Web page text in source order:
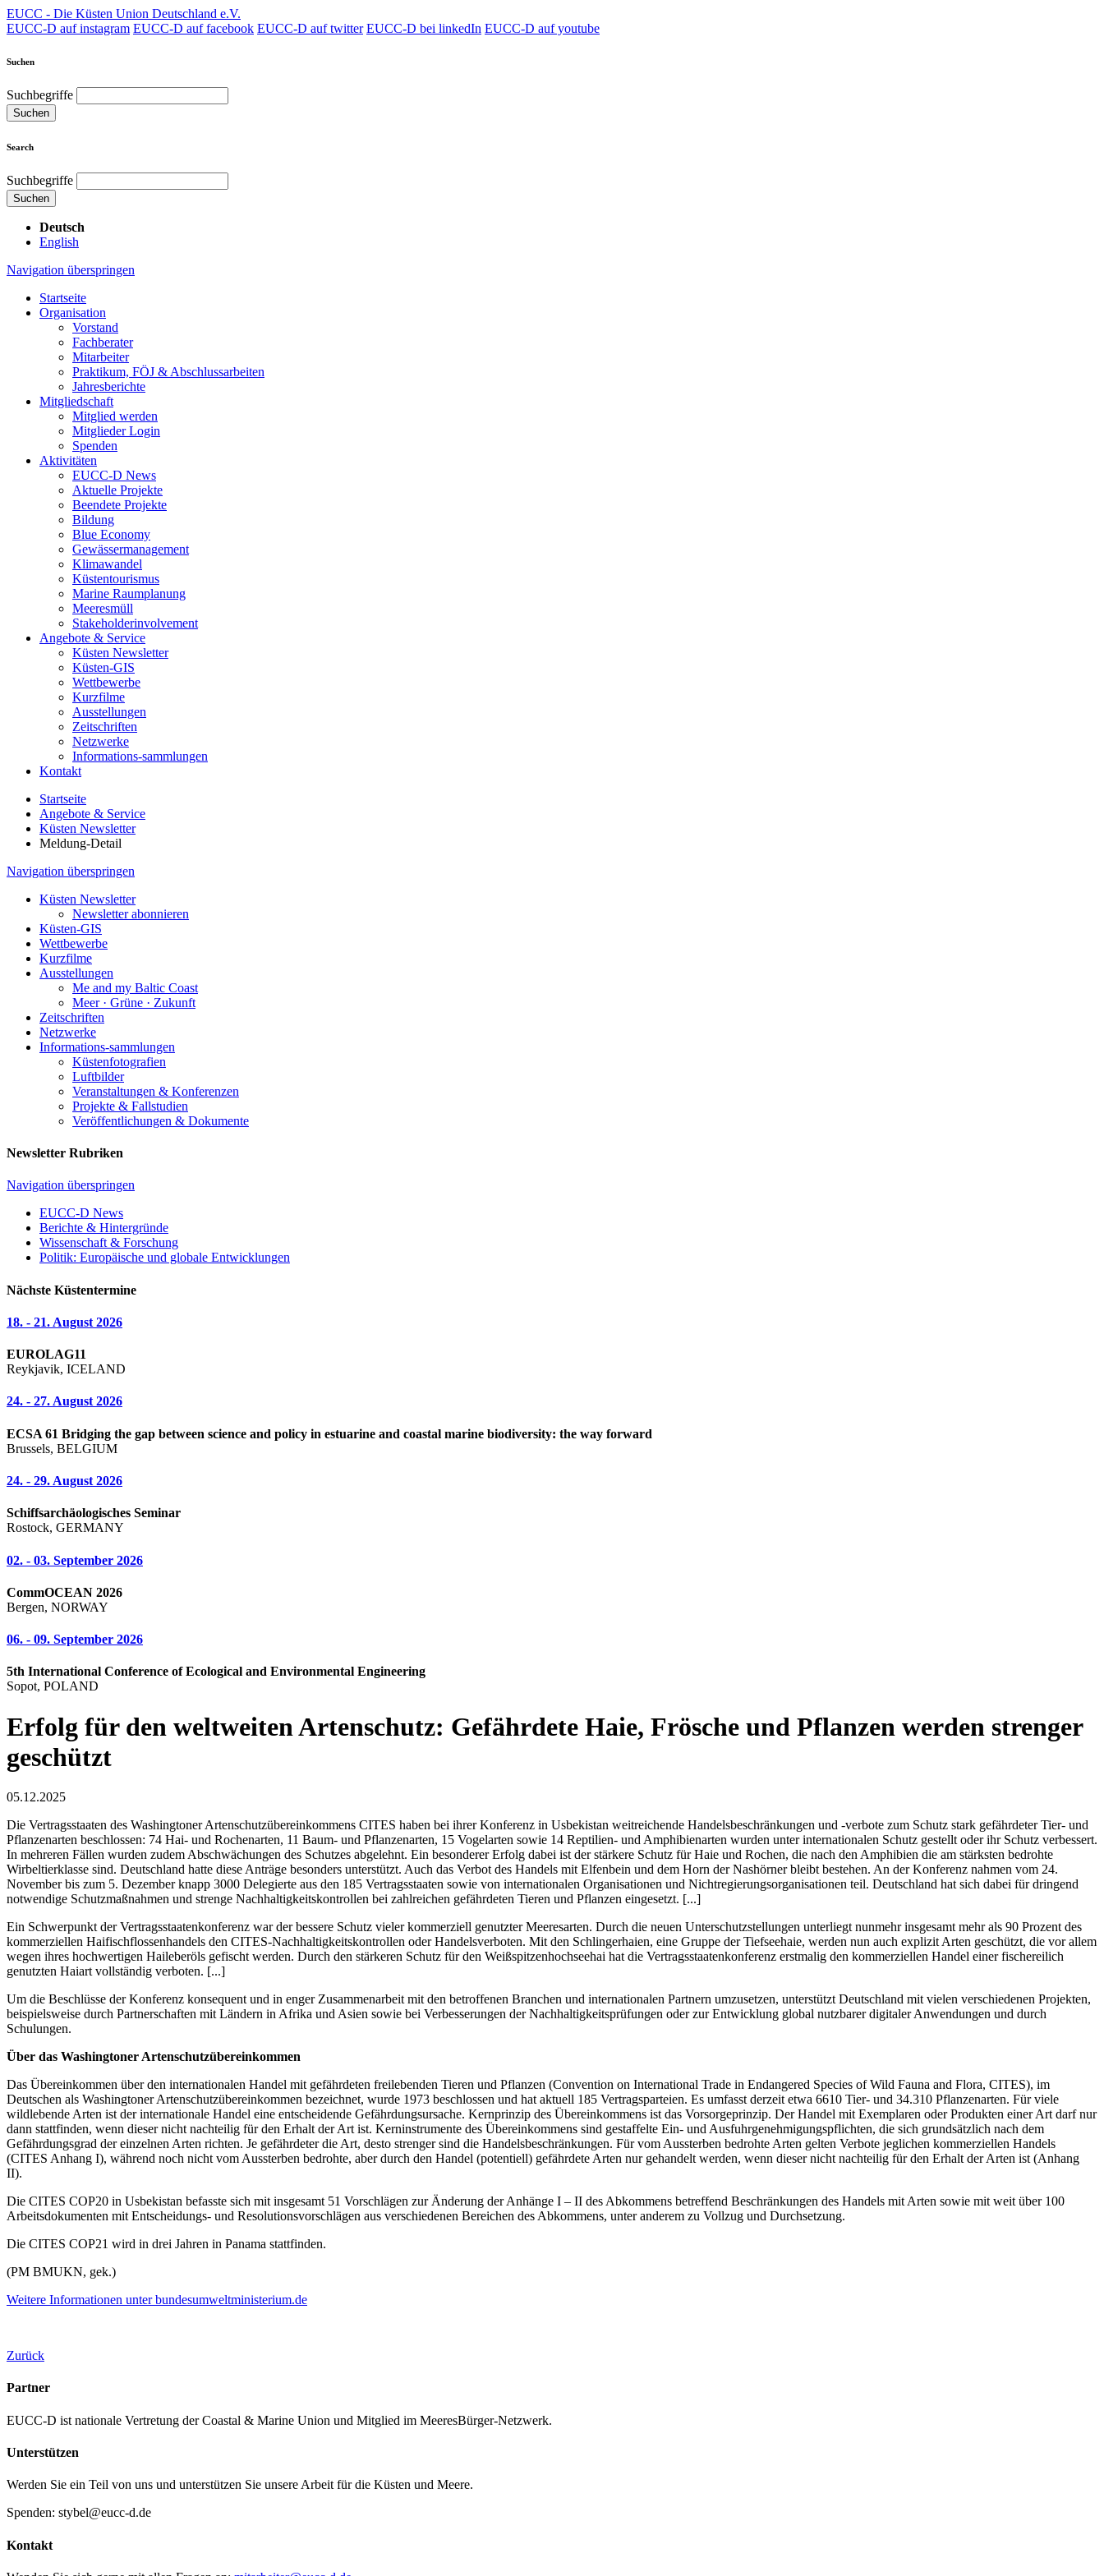
EUCC - Die Küsten Union Deutschland e.V.
EUCC-D auf instagram EUCC-D auf facebook EUCC-D auf twitter EUCC-D bei linkedIn EUCC-D auf youtube
Suchen
Suchbegriffe
Suchen
Search
Suchbegriffe
Suchen
Deutsch
English
Navigation überspringen
Startseite
Organisation
Vorstand
Fachberater
Mitarbeiter
Praktikum, FÖJ & Abschlussarbeiten
Jahresberichte
Mitgliedschaft
Mitglied werden
Mitglieder Login
Spenden
Aktivitäten
EUCC-D News
Aktuelle Projekte
Beendete Projekte
Bildung
Blue Economy
Gewässermanagement
Klimawandel
Küstentourismus
Marine Raumplanung
Meeresmüll
Stakeholderinvolvement
Angebote & Service
Küsten Newsletter
Küsten-GIS
Wettbewerbe
Kurzfilme
Ausstellungen
Zeitschriften
Netzwerke
Informations-sammlungen
Kontakt
Startseite
Angebote & Service
Küsten Newsletter
Meldung-Detail
Navigation überspringen
Küsten Newsletter
Newsletter abonnieren
Küsten-GIS
Wettbewerbe
Kurzfilme
Ausstellungen
Me and my Baltic Coast
Meer · Grüne · Zukunft
Zeitschriften
Netzwerke
Informations-sammlungen
Küstenfotografien
Luftbilder
Veranstaltungen & Konferenzen
Projekte & Fallstudien
Veröffentlichungen & Dokumente
Newsletter Rubriken
Navigation überspringen
EUCC-D News
Berichte & Hintergründe
Wissenschaft & Forschung
Politik: Europäische und globale Entwicklungen
Nächste Küstentermine
18. - 21. August 2026
EUROLAG11
Reykjavik, ICELAND
24. - 27. August 2026
ECSA 61 Bridging the gap between science and policy in estuarine and coastal marine biodiversity: the way forward
Brussels, BELGIUM
24. - 29. August 2026
Schiffsarchäologisches Seminar
Rostock, GERMANY
02. - 03. September 2026
CommOCEAN 2026
Bergen, NORWAY
06. - 09. September 2026
5th International Conference of Ecological and Environmental Engineering
Sopot, POLAND
Erfolg für den weltweiten Artenschutz: Gefährdete Haie, Frösche und Pflanzen werden strenger
geschützt
05.12.2025
Die Vertragsstaaten des Washingtoner Artenschutzübereinkommens CITES haben bei ihrer Konferenz in Usbekistan weitreichende Handelsbeschränkungen und -verbote zum Schutz stark gefährdeter Tier- und
Pflanzenarten beschlossen: 74 Hai- und Rochenarten, 11 Baum- und Pflanzenarten, 15 Vogelarten sowie 14 Reptilien- und Amphibienarten wurden unter internationalen Schutz gestellt oder ihr Schutz verbessert.
In mehreren Fällen wurden zudem Abschwächungen des Schutzes abgelehnt. Ein besonderer Erfolg dabei ist der stärkere Schutz für Haie und Rochen, die nach den Amphibien die am stärksten bedrohte
Wirbeltierklasse sind. Deutschland hatte diese Anträge besonders unterstützt. Auch das Verbot des Handels mit Elfenbein und dem Horn der Nashörner bleibt bestehen. An der Konferenz nahmen vom 24.
November bis zum 5. Dezember knapp 3000 Delegierte aus den 185 Vertragsstaaten sowie von internationalen Organisationen und Nichtregierungsorganisationen teil. Deutschland hat sich dabei für dringend
notwendige Schutzmaßnahmen und strenge Nachhaltigkeitskontrollen bei zahlreichen gefährdeten Tieren und Pflanzen eingesetzt. [...]
Ein Schwerpunkt der Vertragsstaatenkonferenz war der bessere Schutz vieler kommerziell genutzter Meeresarten. Durch die neuen Unterschutzstellungen unterliegt nunmehr insgesamt mehr als 90 Prozent des
kommerziellen Haifischflossenhandels den CITES-Nachhaltigkeitskontrollen oder Handelsverboten. Mit den Schlingerhaien, eine Gruppe der Tiefseehaie, werden nun auch explizit Arten geschützt, die vor allem
wegen ihres hochwertigen Haileberöls gefischt werden. Durch den stärkeren Schutz für den Weißspitzenhochseehai hat die Vertragsstaatenkonferenz erstmalig den kommerziellen Handel einer fischereilich
genutzten Haiart vollständig verboten. [...]
Um die Beschlüsse der Konferenz konsequent und in enger Zusammenarbeit mit den betroffenen Branchen und internationalen Partnern umzusetzen, unterstützt Deutschland mit vielen verschiedenen Projekten,
beispielsweise durch Partnerschaften mit Ländern in Afrika und Asien sowie bei Verbesserungen der Nachhaltigkeitsprüfungen oder zur Entwicklung global nutzbarer digitaler Anwendungen und durch
Schulungen.
Über das Washingtoner Artenschutzübereinkommen
Das Übereinkommen über den internationalen Handel mit gefährdeten freilebenden Tieren und Pflanzen (Convention on International Trade in Endangered Species of Wild Fauna and Flora, CITES), im
Deutschen als Washingtoner Artenschutzübereinkommen bezeichnet, wurde 1973 beschlossen und hat aktuell 185 Vertragsparteien. Es umfasst derzeit etwa 6610 Tier- und 34.310 Pflanzenarten. Für viele
wildlebende Arten ist der internationale Handel eine entscheidende Gefährdungsursache. Kernprinzip des Übereinkommens ist das Vorsorgeprinzip. Der Handel mit Exemplaren oder Produkten einer Art darf nur
dann stattfinden, wenn dieser nicht nachteilig für den Erhalt der Art ist. Kerninstrumente des Übereinkommens sind gestaffelte Ein- und Ausfuhrgenehmigungspflichten, die sich grundsätzlich nach dem
Gefährdungsgrad der einzelnen Arten richten. Je gefährdeter die Art, desto strenger sind die Handelsbeschränkungen. Für vom Aussterben bedrohte Arten gelten Verbote jeglichen kommerziellen Handels
(CITES Anhang I), während noch nicht vom Aussterben bedrohte, aber durch den Handel (potentiell) gefährdete Arten nur gehandelt werden, wenn dieser nicht nachteilig für den Erhalt der Arten ist (Anhang
II).
Die CITES COP20 in Usbekistan befasste sich mit insgesamt 51 Vorschlägen zur Änderung der Anhänge I – II des Abkommens betreffend Beschränkungen des Handels mit Arten sowie mit weit über 100
Arbeitsdokumenten mit Entscheidungs- und Resolutionsvorschlägen aus verschiedenen Bereichen des Abkommens, unter anderem zu Vollzug und Durchsetzung.
Die CITES COP21 wird in drei Jahren in Panama stattfinden.
(PM BMUKN, gek.)
Weitere Informationen unter bundesumweltministerium.de
Zurück
Partner
EUCC-D ist nationale Vertretung der Coastal & Marine Union und Mitglied im MeeresBürger-Netzwerk.
Unterstützen
Werden Sie ein Teil von uns und unterstützen Sie unsere Arbeit für die Küsten und Meere.
Spenden: stybel@eucc-d.de
Kontakt